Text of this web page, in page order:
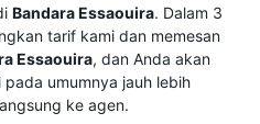
Bandara Essaouira. Dalam 3
tarif kami dan memesan
Essaouira, dan Anda akan
umumnya jauh lebih
ke agen.